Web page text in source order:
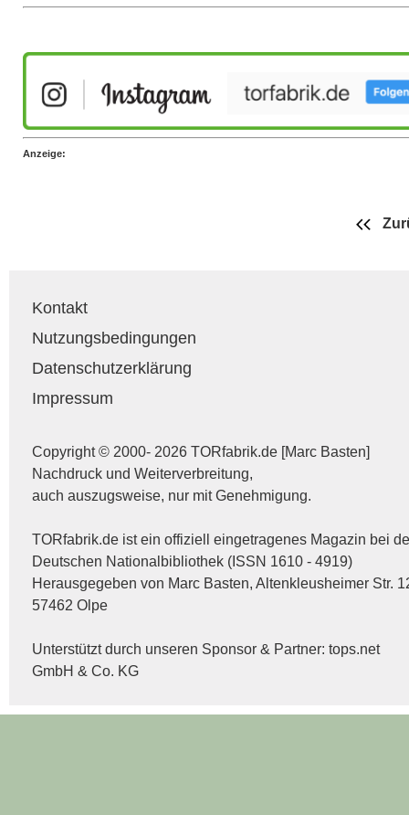
Anzeige:
Kontakt
Nutzungsbedingungen
Datenschutzerklärung
Impressum
Copyright © 2000- 2026 TORfabrik.de [Marc Basten]
Nachdruck und Weiterverbreitung,
auch auszugsweise, nur mit Genehmigung.
TORfabrik.de ist ein offiziell eingetragenes Magazin bei
Deutschen Nationalbibliothek (ISSN 1610 - 4919)
Herausgegeben von Marc Basten, Altenkleusheimer Str.
57462 Olpe
Unterstützt durch unseren Sponsor & Partner: tops.net
GmbH & Co. KG